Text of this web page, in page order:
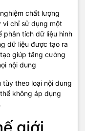
chất lượng
vì chỉ sử dụng một
phân tích dữ liệu hình
dữ liệu được tạo ra
giúp tăng cường
nội dung
tùy theo loại nội dung
không áp dụng
+)
3D, âm thanh sẽ theo
khiến bạn cảm
vời từ
bộ thăng hoa tạo ra